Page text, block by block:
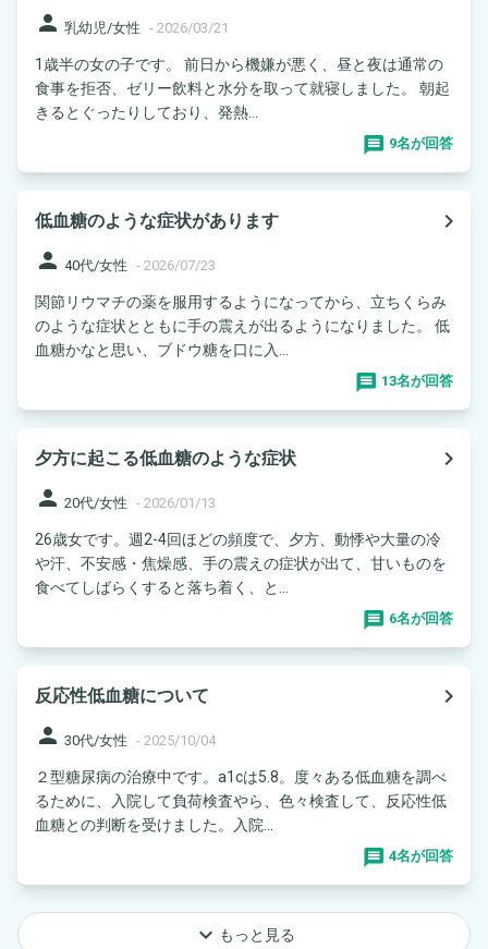
person 乳幼児/女性 - 2026/03/21
1歳半の女の子です。 前日から機嫌が悪く、昼と夜は通常の
食事を拒否、ゼリー飲料と水分を取って就寝しました。 朝起
きるとぐったりしており、発熱...
9名が回答
低血糖のような症状があります
navigate_next
person 40代/女性 - 2026/07/23
関節リウマチの薬を服用するようになってから、立ちくらみ
のような症状とともに手の震えが出るようになりました。 低
血糖かなと思い、ブドウ糖を口に入...
13名が回答
夕方に起こる低血糖のような症状
navigate_next
person 20代/女性 - 2026/01/13
26歳女です。週2-4回ほどの頻度で、夕方、動悸や大量の冷
や汗、不安感・焦燥感、手の震えの症状が出て、甘いものを
食べてしばらくすると落ち着く、と...
6名が回答
反応性低血糖について
navigate_next
person 30代/女性 - 2025/10/04
２型糖尿病の治療中です。a1cは5.8。度々ある低血糖を調べ
るために、入院して負荷検査やら、色々検査して、反応性低
血糖との判断を受けました。入院...
4名が回答
keyboard_arrow_down もっと見る